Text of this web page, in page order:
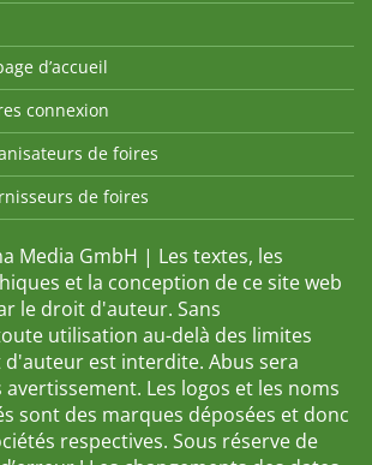
d’accueil
connexion
de foires
de foires
Media GmbH | Les textes, les
et la conception de ce site web
le droit d'auteur. Sans
utilisation au-delà des limites
est interdite. Abus sera
Les logos et les noms
sont des marques déposées et donc
respectives. Sous réserve de